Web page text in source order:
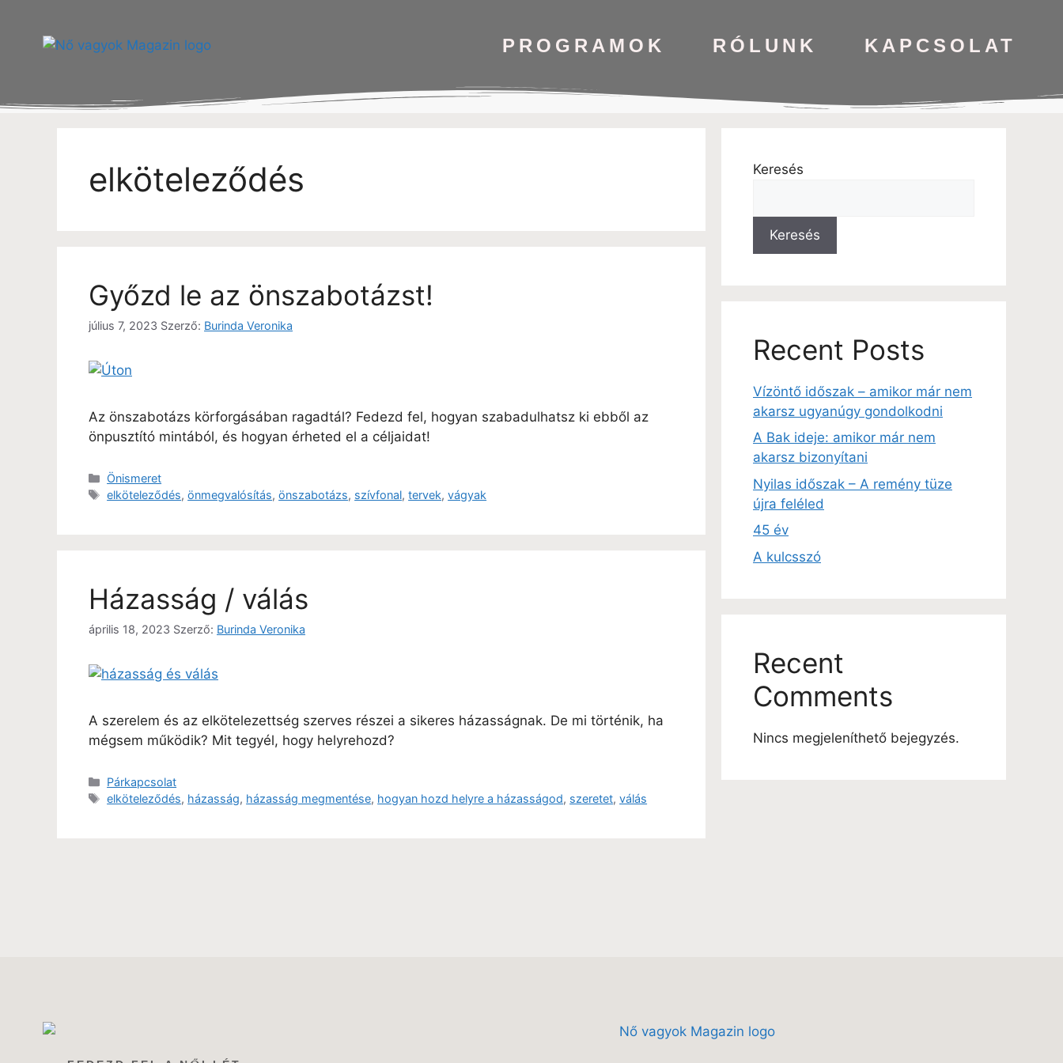
PROGRAMOK RÓLUNK KAPCSOLAT
elköteleződés
Győzd le az önszabotázst!
július 7, 2023 Szerző: Burinda Veronika
Az önszabotázs körforgásában ragadtál? Fedezd fel, hogyan szabadulhatsz ki ebből az
önpusztító mintából, és hogyan érheted el a céljaidat!
Önismeret
elköteleződés,önmegvalósítás,önszabotázs, szívfonal,tervek,vágyak
Házasság / válás
április 18, 2023 Szerző: Burinda Veronika
A szerelem és az elkötelezettség szerves részei a sikeres házasságnak. De mi történik, ha
mégsem működik? Mit tegyél, hogy helyrehozd?
Párkapcsolat
elköteleződés, házasság, házasság megmentése, hogyan hozd helyre a házasságod, szeretet,válás
Keresés
Keresés
Recent Posts
Vízöntő időszak – amikor már nem
akarsz ugyanúgy gondolkodni
A Bak ideje: amikor már nem
akarsz bizonyítani
Nyilas időszak – A remény tüze
újra feléled
45 év
A kulcsszó
Recent
Comments
Nincs megjeleníthető bejegyzés.